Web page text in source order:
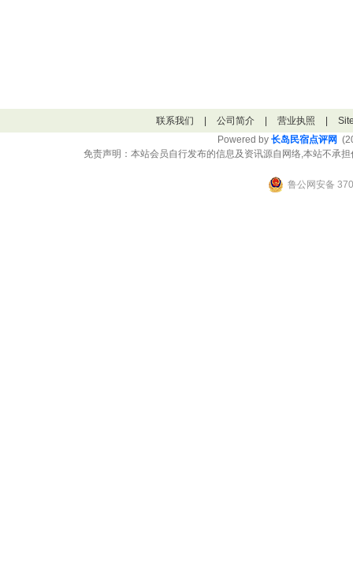
联系我们 公司简介 营业执照
Powered by 长岛民宿点评网
免责声明：本站会员自行发布的信息及资讯源自网络,本站不承
鲁公网安备